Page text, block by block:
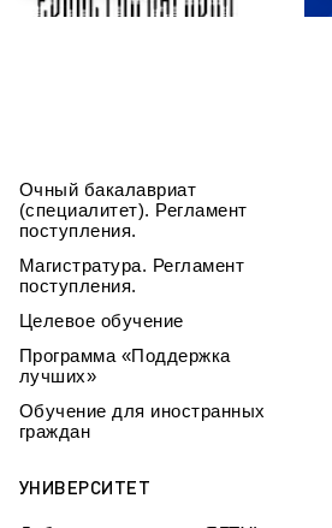
Очный бакалавриат
(специалитет). Регламент
поступления.
Магистратура. Регламент
поступления.
Целевое обучение
Программа «Поддержка
лучших»
Обучение для иностранных
граждан
УНИВЕРСИТЕТ